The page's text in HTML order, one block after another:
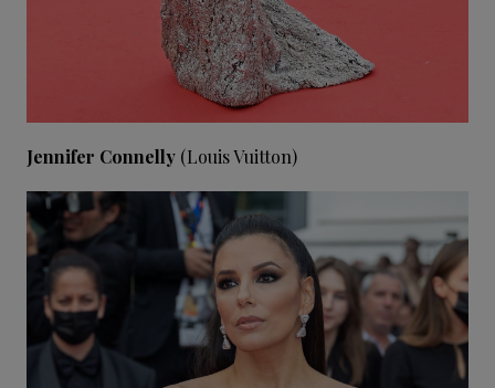
Jennifer Connelly (Louis Vuitton)